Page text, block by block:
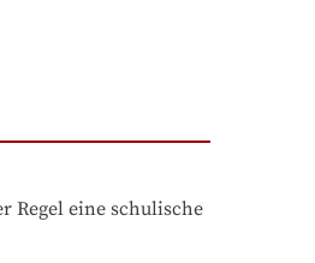
Regel eine schulische